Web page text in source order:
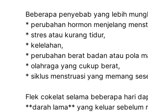
Beberapa penyebab yang lebih
* perubahan hormon menjelang
* stres atau kurang tidur,
* kelelahan,
* perubahan berat badan atau pola
* olahraga yang cukup berat,
* siklus menstruasi yang memang
Flek cokelat selama beberapa hari
**darah lama** yang keluar sebelum